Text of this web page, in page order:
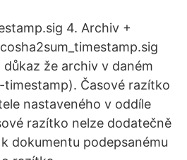
4. Archiv +
že archiv v daném
timestamp). Časové razítko
nastaveného v oddíle
razítko nelze dodatečně
dokumentu podepsanému